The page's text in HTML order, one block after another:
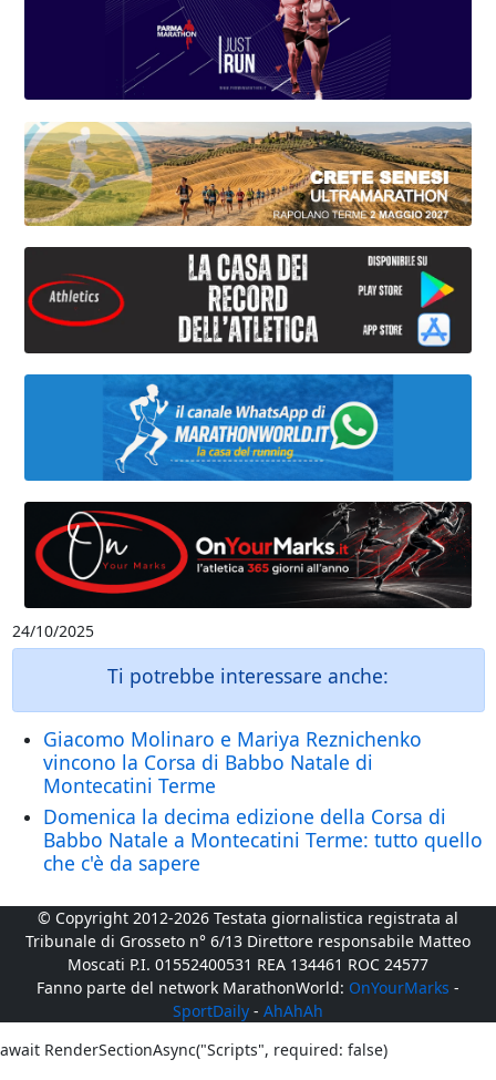
24/10/2025
Ti potrebbe interessare anche:
Giacomo Molinaro e Mariya Reznichenko
vincono la Corsa di Babbo Natale di
Montecatini Terme
Domenica la decima edizione della Corsa di
Babbo Natale a Montecatini Terme: tutto quello
che c'è da sapere
© Copyright 2012-2026 Testata giornalistica registrata al
Tribunale di Grosseto n° 6/13 Direttore responsabile Matteo
Moscati P.I. 01552400531 REA 134461 ROC 24577
Fanno parte del network MarathonWorld: OnYourMarks -
SportDaily - AhAhAh
await RenderSectionAsync("Scripts", required: false)